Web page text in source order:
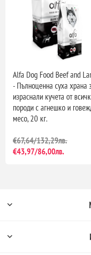
Alfa Dog Food Beef and
- Пълноценна суха храна
израснали кучета от
породи с агнешко и
месо, 20 кг.
€67,64/132,29лв.
€43,97/86,00лв.